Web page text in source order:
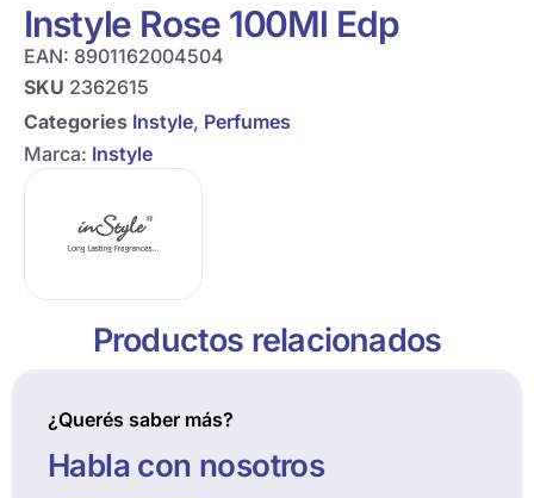
Instyle Rose 100Ml Edp
EAN: 8901162004504
SKU 2362615
Categories Instyle, Perfumes
Marca: Instyle
Productos relacionados
¿Querés saber más?
Habla con nosotros